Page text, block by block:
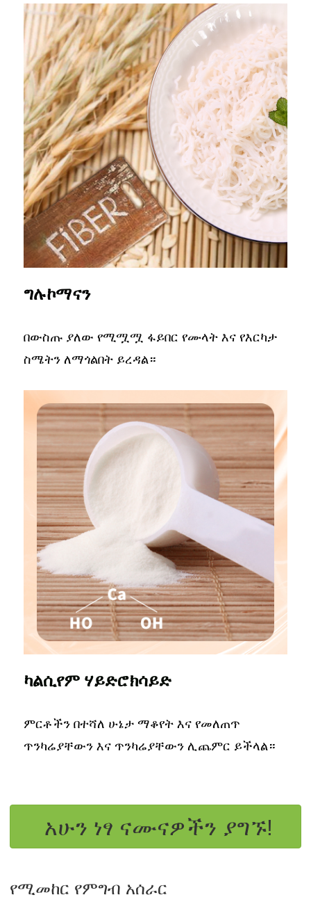
ግሉኮማናን
በውስጡ ያለው የሚሟሟ ፋይበር የሙላት እና የእርካታ
ስሜትን ለማጎልበት ይረዳል።
ካልሲየም ሃይድሮክሳይድ
ምርቶችን በተሻለ ሁኔታ ማቆየት እና የመለጠጥ
ጥንካሬያቸውን እና ጥንካሬያቸውን ሊጨምር ይችላል።
አሁን ነፃ ናሙናዎችን ያግኙ!
የሚመከር የምግብ አሰራር